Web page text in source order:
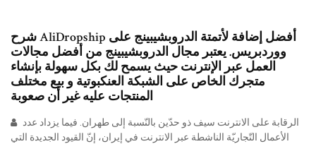
شرح AliDropship أفضل إضافة لأتمتة الدروبشيبينج على
ووردبريس. يعتبر مجال الدروبشيبينج من أفضل مجالات
العمل عبر الإنترنت حيث يسمح لك بكل سهولة بإنشاء
متجرك الخاص على الشبكة العنكبوتية و بيع مختلف
المنتجات عليه غير أن صعوبة
الأعمال التّجاريّة الناشطة عبر الانترنت في إيران، إنّ القيود الجديدة التي